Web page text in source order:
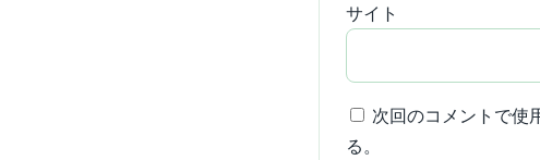
サイト
次回のコメントで使
る。